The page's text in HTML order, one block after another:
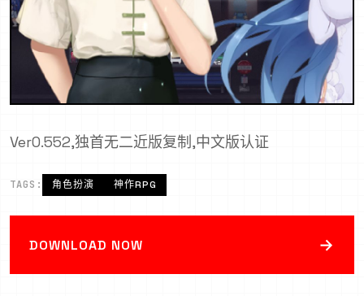
Ver0.552,独首无二近版复制,中文版认证
TAGS: 角色扮演 神作RPG
DOWNLOAD NOW →